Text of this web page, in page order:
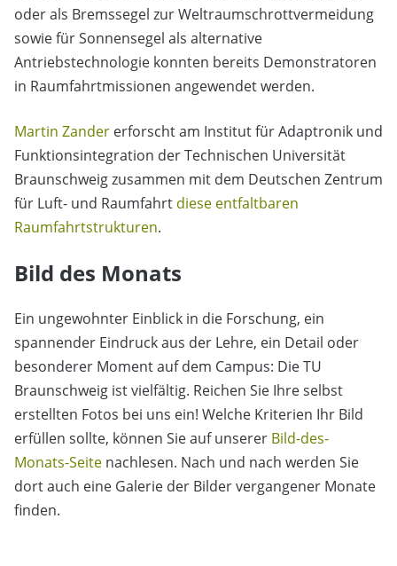
oder als Bremssegel zur Weltraumschrottvermeidung
sowie für Sonnensegel als alternative
Antriebstechnologie konnten bereits Demonstratoren
in Raumfahrtmissionen angewendet werden.
Martin Zander erforscht am Institut für Adaptronik und
Funktionsintegration der Technischen Universität
Braunschweig zusammen mit dem Deutschen Zentrum
für Luft- und Raumfahrt diese entfaltbaren
Raumfahrtstrukturen.
Bild des Monats
Ein ungewohnter Einblick in die Forschung, ein
spannender Eindruck aus der Lehre, ein Detail oder
besonderer Moment auf dem Campus: Die TU
Braunschweig ist vielfältig. Reichen Sie Ihre selbst
erstellten Fotos bei uns ein! Welche Kriterien Ihr Bild
erfüllen sollte, können Sie auf unserer Bild-des-
Monats-Seite nachlesen. Nach und nach werden Sie
dort auch eine Galerie der Bilder vergangener Monate
finden.